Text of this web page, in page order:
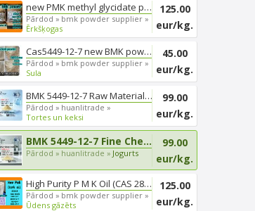
new PMK methyl glycidate powd...
Pārdod » bmk powder supplier »
Ērkšķogas
125.00
eur/kg.
Cas5449-12-7 new BMK powder Gl...
Pārdod » bmk powder supplier »
Sula
45.00
eur/kg.
BMK 5449-12-7 Raw Material Fre...
Pārdod » huanlitrade »
Tortes un keksi
99.00
eur/kg.
BMK 5449-12-7 Fine Chemical | ...
Pārdod » huanlitrade » Jogurts
99.00
eur/kg.
High Purity P M K Oil (CAS 285...
Pārdod » bmk powder supplier »
Ūdens gāzēts
125.00
eur/kg.